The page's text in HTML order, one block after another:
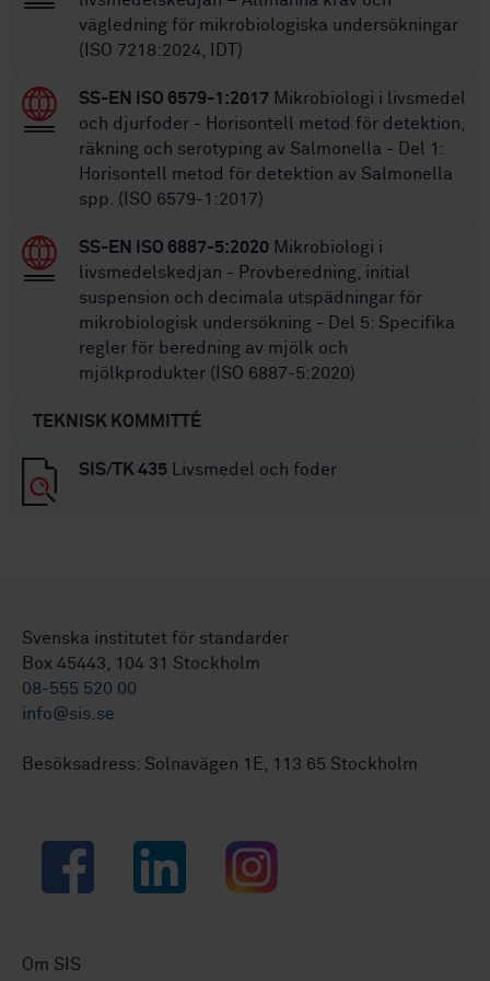
vägledning för mikrobiologiska undersökningar
(ISO 7218:2024, IDT)
SS-EN ISO 6579-1:2017 Mikrobiologi i livsmedel
och djurfoder - Horisontell metod för detektion,
räkning och serotyping av Salmonella - Del 1:
Horisontell metod för detektion av Salmonella
spp. (ISO 6579-1:2017)
SS-EN ISO 6887-5:2020 Mikrobiologi i
livsmedelskedjan - Provberedning, initial
suspension och decimala utspädningar för
mikrobiologisk undersökning - Del 5: Specifika
regler för beredning av mjölk och
mjölkprodukter (ISO 6887-5:2020)
TEKNISK KOMMITTÉ
SIS/TK 435 Livsmedel och foder
Svenska institutet för standarder
Box 45443, 104 31 Stockholm
08-555 520 00
info@sis.se
Besöksadress: Solnavägen 1E, 113 65 Stockholm
Facebook LinkedIn Instagram
Om SIS